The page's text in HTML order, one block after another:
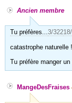
Ancien membre
Tu préfères...3/322
catastrophe naturelle !
Tu préfère manger
MangeDesFraises